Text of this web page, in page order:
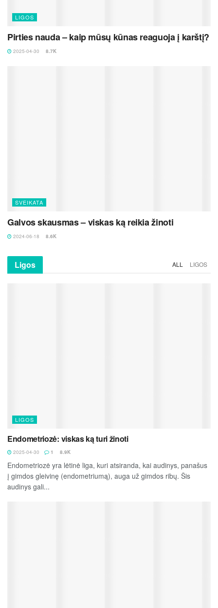
LIGOS
Pirties nauda – kaip mūsų kūnas reaguoja į karštį?
2025-04-30 8.7K
SVEIKATA
Galvos skausmas – viskas ką reikia žinoti
2024-06-18 8.6K
Ligos ALL LIGOS
LIGOS
Endometriozė: viskas ką turi žinoti
2025-04-30 1 8.9K
Endometriozė yra lėtinė liga, kuri atsiranda, kai audinys, panašus
į gimdos gleivinę (endometriumą), auga už gimdos ribų. Šis
audinys gali...